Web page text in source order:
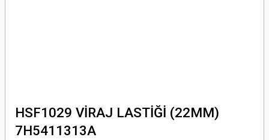
HSF1029 VİRAJ LASTİĞİ (22MM)
7H5411313A